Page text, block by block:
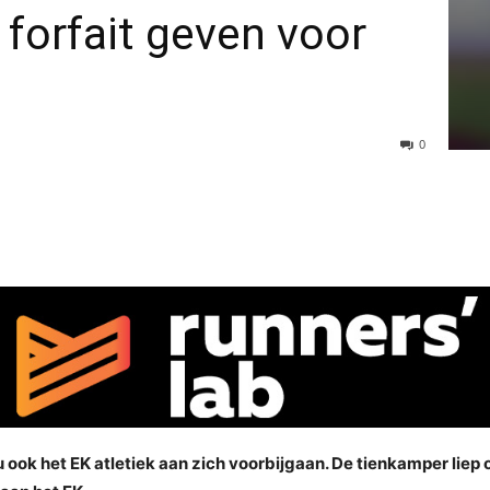
geven voor
0
het EK atletiek aan zich voorbijgaan. De tienkamper